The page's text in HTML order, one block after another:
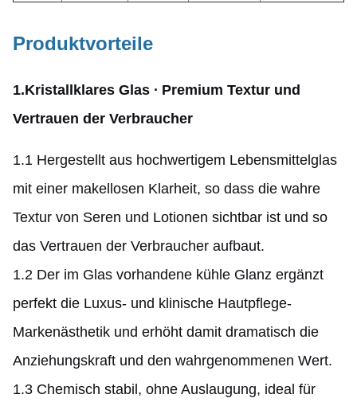
Produktvorteile
1.Kristallklares Glas ∙ Premium Textur und
Vertrauen der Verbraucher
1.1 Hergestellt aus hochwertigem Lebensmittelglas
mit einer makellosen Klarheit, so dass die wahre
Textur von Seren und Lotionen sichtbar ist und so
das Vertrauen der Verbraucher aufbaut.
1.2 Der im Glas vorhandene kühle Glanz ergänzt
perfekt die Luxus- und klinische Hautpflege-
Markenästhetik und erhöht damit dramatisch die
Anziehungskraft und den wahrgenommenen Wert.
1.3 Chemisch stabil, ohne Auslaugung, ideal für